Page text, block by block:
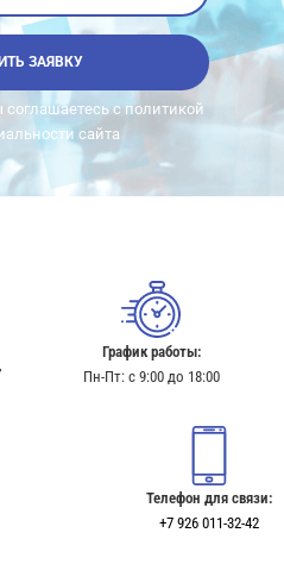
ЗАЯВКУ
с политикой
сайта
График работы:
Пн-Пт: с 9:00 до 18:00
Телефон для связи:
+7 926 011-32-42